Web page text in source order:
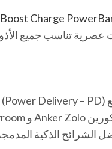
عصرية تناسب جميع
الشرائح الذكية